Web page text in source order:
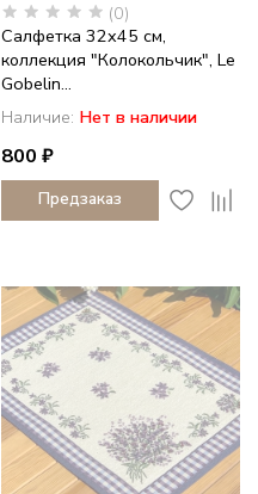
(0)
Салфетка 32x45 см,
коллекция "Колокольчик", Le
Gobelin...
Наличие: Нет в наличии
800 ₽
Предзаказ